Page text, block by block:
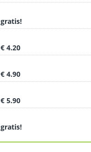
gratis!
€ 4.20
€ 4.90
€ 5.90
gratis!